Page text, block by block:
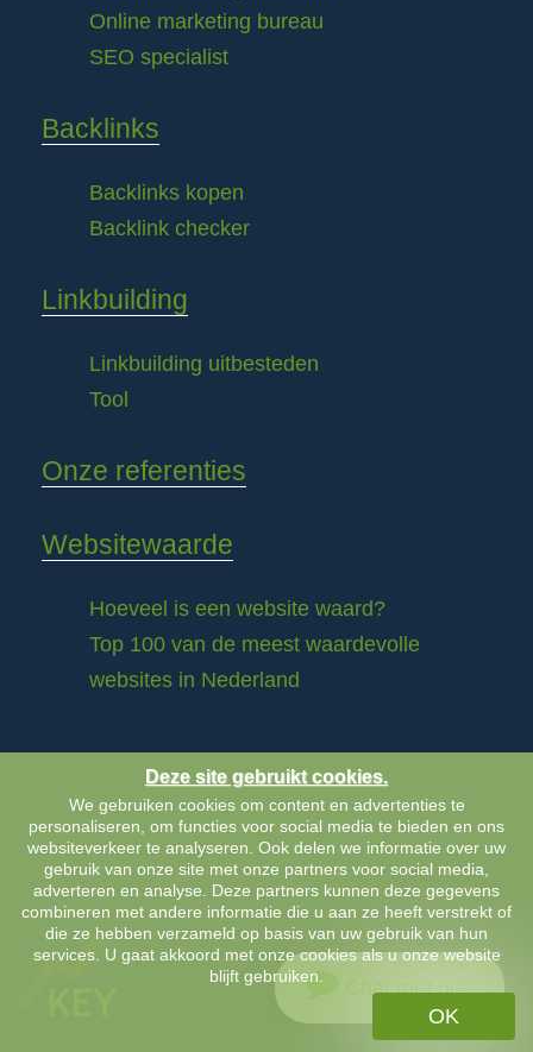
Online marketing bureau
SEO specialist
Backlinks
Backlinks kopen
Backlink checker
Linkbuilding
Linkbuilding uitbesteden
Tool
Onze referenties
Websitewaarde
Hoeveel is een website waard?
Top 100 van de meest waardevolle
websites in Nederland
Chat met ons
Deze site gebruikt cookies.
We gebruiken cookies om content en advertenties te
personaliseren, om functies voor social media te bieden en ons
websiteverkeer te analyseren. Ook delen we informatie over uw
gebruik van onze site met onze partners voor social media,
adverteren en analyse. Deze partners kunnen deze gegevens
combineren met andere informatie die u aan ze heeft verstrekt of
die ze hebben verzameld op basis van uw gebruik van hun
services. U gaat akkoord met onze cookies als u onze website
blijft gebruiken.
OK